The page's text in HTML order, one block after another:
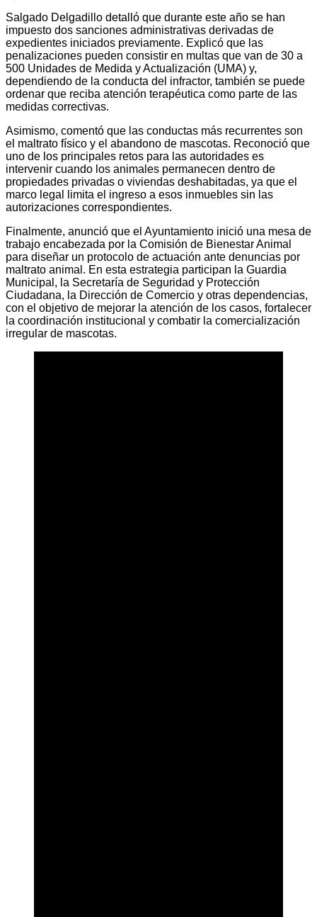
Salgado Delgadillo detalló que durante este año se han
impuesto dos sanciones administrativas derivadas de
expedientes iniciados previamente. Explicó que las
penalizaciones pueden consistir en multas que van de 30 a
500 Unidades de Medida y Actualización (UMA) y,
dependiendo de la conducta del infractor, también se puede
ordenar que reciba atención terapéutica como parte de las
medidas correctivas.
Asimismo, comentó que las conductas más recurrentes son
el maltrato físico y el abandono de mascotas. Reconoció que
uno de los principales retos para las autoridades es
intervenir cuando los animales permanecen dentro de
propiedades privadas o viviendas deshabitadas, ya que el
marco legal limita el ingreso a esos inmuebles sin las
autorizaciones correspondientes.
Finalmente, anunció que el Ayuntamiento inició una mesa de
trabajo encabezada por la Comisión de Bienestar Animal
para diseñar un protocolo de actuación ante denuncias por
maltrato animal. En esta estrategia participan la Guardia
Municipal, la Secretaría de Seguridad y Protección
Ciudadana, la Dirección de Comercio y otras dependencias,
con el objetivo de mejorar la atención de los casos, fortalecer
la coordinación institucional y combatir la comercialización
irregular de mascotas.